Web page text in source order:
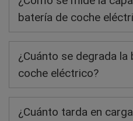
batería de coche
¿Cuánto se degrada la
coche eléctrico?
¿Cuánto tarda en